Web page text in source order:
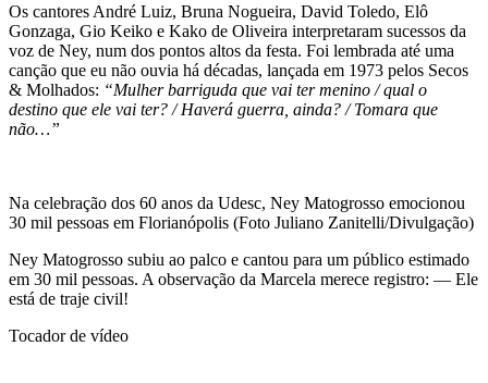
Os cantores André Luiz, Bruna Nogueira, David Toledo, Elô
Gonzaga, Gio Keiko e Kako de Oliveira interpretaram sucessos da
voz de Ney, num dos pontos altos da festa. Foi lembrada até uma
canção que eu não ouvia há décadas, lançada em 1973 pelos Secos
& Molhados: “Mulher barriguda que vai ter menino / qual o
destino que ele vai ter? / Haverá guerra, ainda? / Tomara que
não…”
Na celebração dos 60 anos da Udesc, Ney Matogrosso emocionou
30 mil pessoas em Florianópolis (Foto Juliano Zanitelli/Divulgação)
Ney Matogrosso subiu ao palco e cantou para um público estimado
em 30 mil pessoas. A observação da Marcela merece registro: — Ele
está de traje civil!
Tocador de vídeo